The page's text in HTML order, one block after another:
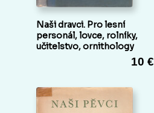
Naši dravci. Pro lesní
personál, lovce, rolníky,
učitelstvo, ornithology
10 €